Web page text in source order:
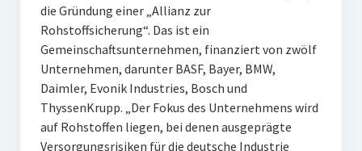
die Gründung einer „Allianz zur
Rohstoffsicherung“. Das ist ein
Gemeinschaftsunternehmen, finanziert von zwölf
Unternehmen, darunter BASF, Bayer, BMW,
Daimler, Evonik Industries, Bosch und
ThyssenKrupp. „Der Fokus des Unternehmens wird
auf Rohstoffen liegen, bei denen ausgeprägte
Versorgungsrisiken für die deutsche Industrie